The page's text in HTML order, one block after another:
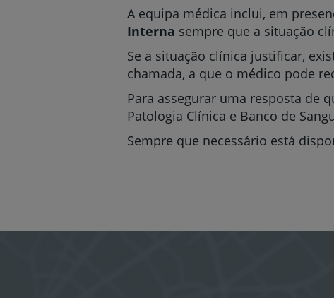
A equipa médica inclui, em
Interna sempre que a situação
Se a situação clínica justificar,
chamada, a que o médico pode
Para assegurar uma resposta de
Patologia Clínica e Banco de
Sempre que necessário está